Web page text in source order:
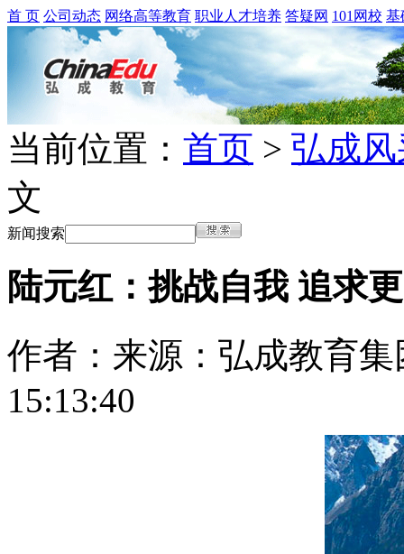
首 页 公司动态 网络高等教育 职业人才培养 答疑网 101网校 基
当前位置： 首页 > 弘成
文
新闻搜索
陆元红：挑战自我 追求
作者： 来源：弘成教育集
15:13:40